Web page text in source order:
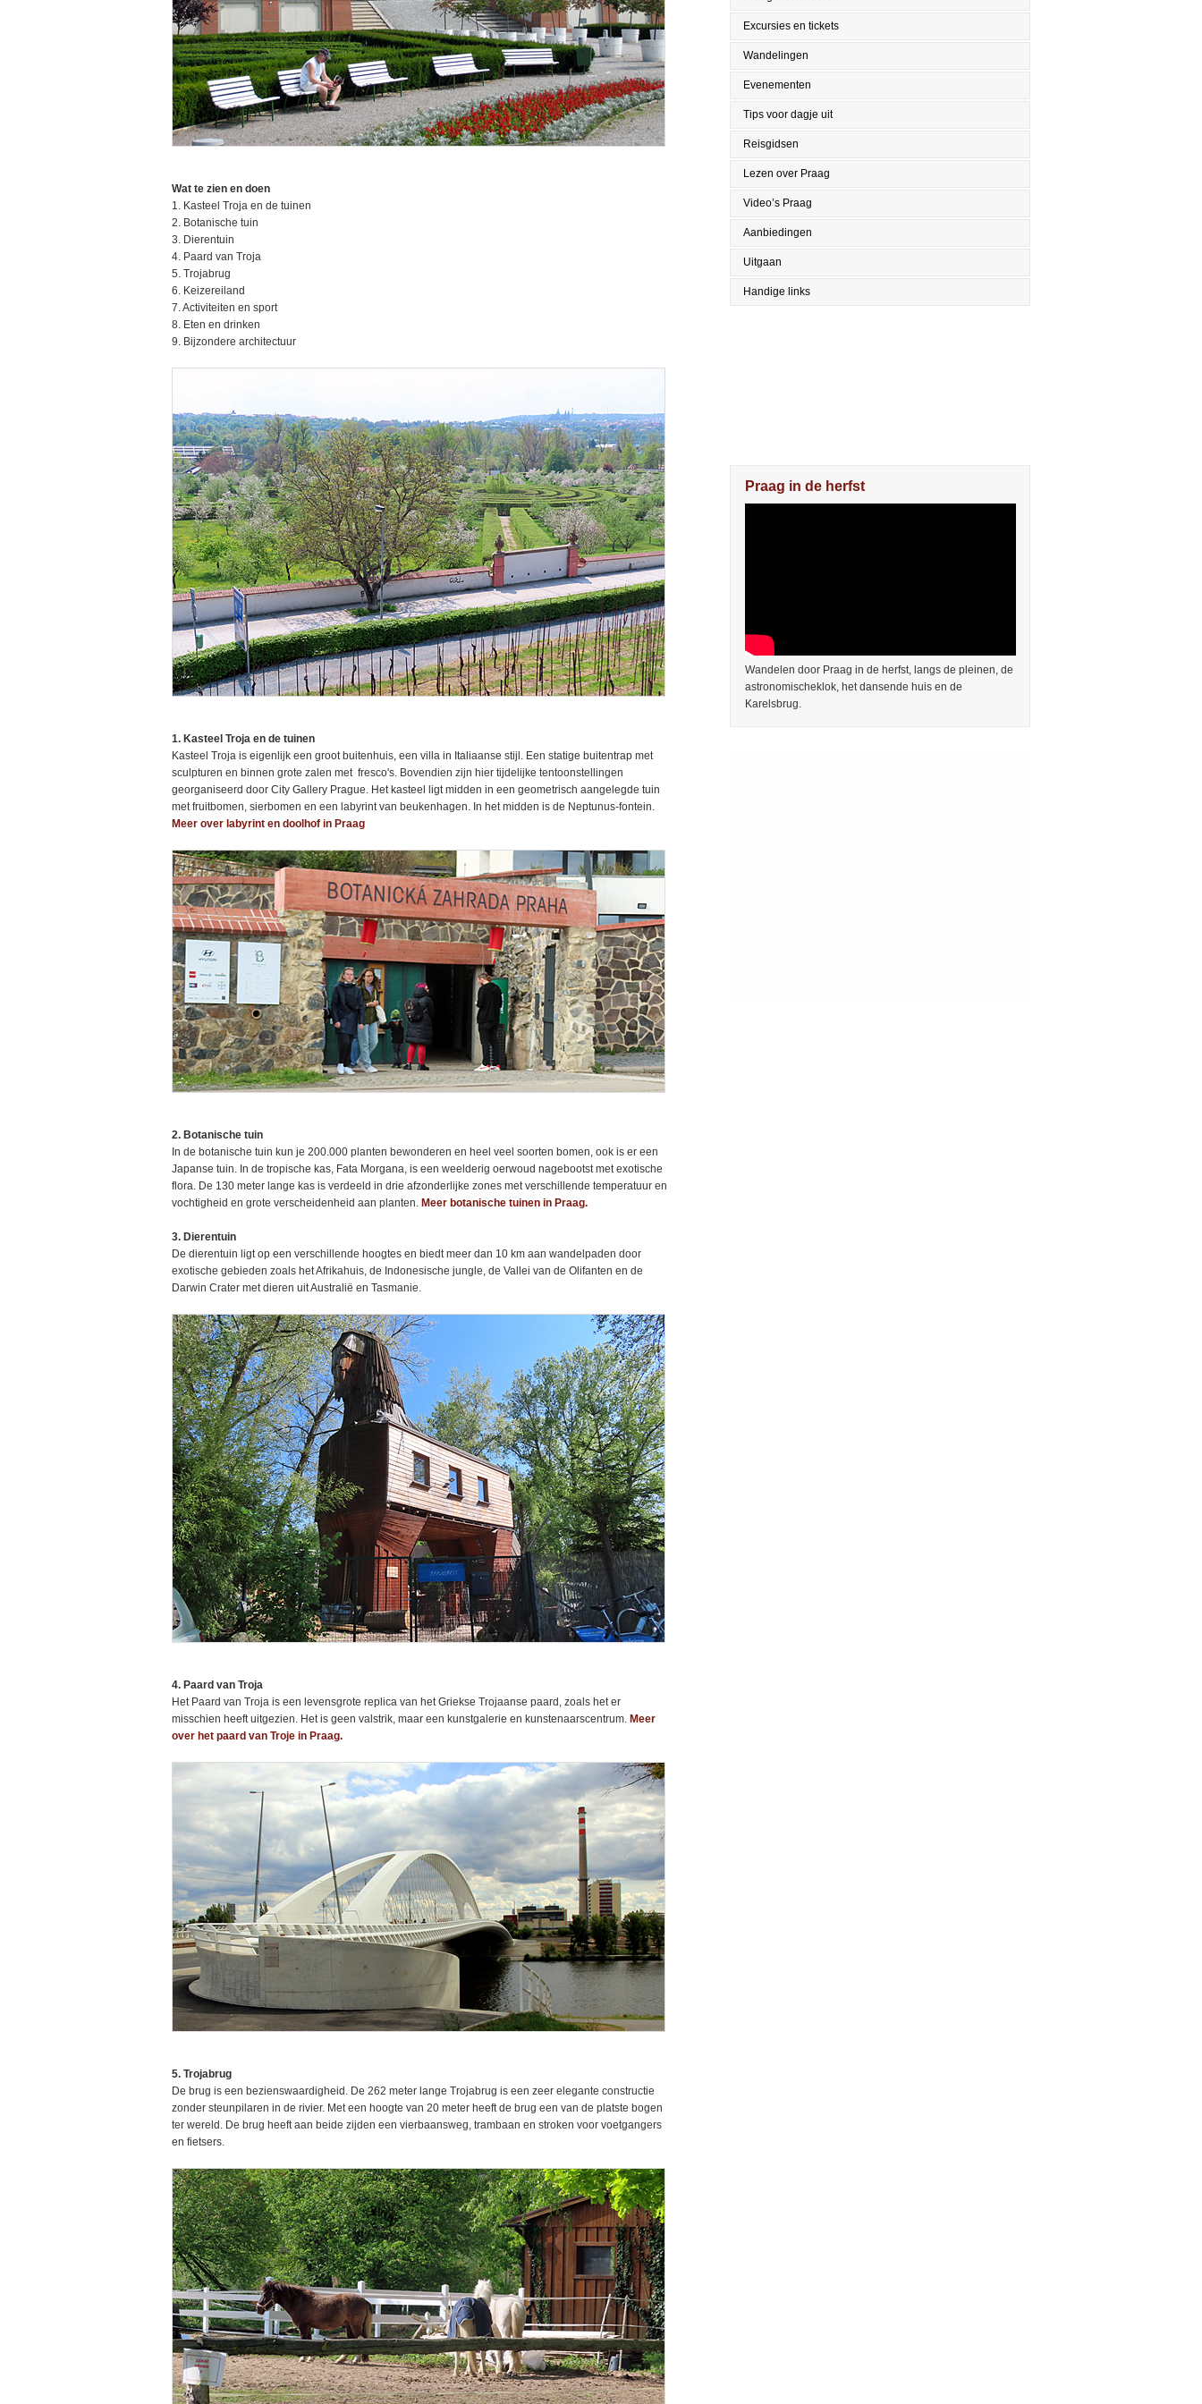
Wat te zien en doen
1. Kasteel Troja en de tuinen
2. Botanische tuin
3. Dierentuin
4. Paard van Troja
5. Trojabrug
6. Keizereiland
7. Activiteiten en sport
8. Eten en drinken
9. Bijzondere architectuur
1. Kasteel Troja en de tuinen
Kasteel Troja is eigenlijk een groot buitenhuis, een villa in Italiaanse stijl. Een statige buitentrap met
sculpturen en binnen grote zalen met fresco's. Bovendien zijn hier tijdelijke tentoonstellingen
georganiseerd door City Gallery Prague. Het kasteel ligt midden in een geometrisch aangelegde tuin
met fruitbomen, sierbomen en een labyrint van beukenhagen. In het midden is de Neptunus-fontein.
Meer over labyrint en doolhof in Praag
2. Botanische tuin
In de botanische tuin kun je 200.000 planten bewonderen en heel veel soorten bomen, ook is er een
Japanse tuin. In de tropische kas, Fata Morgana, is een weelderig oerwoud nagebootst met exotische
flora. De 130 meter lange kas is verdeeld in drie afzonderlijke zones met verschillende temperatuur en
vochtigheid en grote verscheidenheid aan planten. Meer botanische tuinen in Praag.
3. Dierentuin
De dierentuin ligt op een verschillende hoogtes en biedt meer dan 10 km aan wandelpaden door
exotische gebieden zoals het Afrikahuis, de Indonesische jungle, de Vallei van de Olifanten en de
Darwin Crater met dieren uit Australië en Tasmanie.
4. Paard van Troja
Het Paard van Troja is een levensgrote replica van het Griekse Trojaanse paard, zoals het er
misschien heeft uitgezien. Het is geen valstrik, maar een kunstgalerie en kunstenaarscentrum. Meer
over het paard van Troje in Praag.
5. Trojabrug
De brug is een bezienswaardigheid. De 262 meter lange Trojabrug is een zeer elegante constructie
zonder steunpilaren in de rivier. Met een hoogte van 20 meter heeft de brug een van de platste bogen
ter wereld. De brug heeft aan beide zijden een vierbaansweg, trambaan en stroken voor voetgangers
en fietsers.
Excursies en tickets
Wandelingen
Evenementen
Tips voor dagje uit
Reisgidsen
Lezen over Praag
Video’s Praag
Aanbiedingen
Uitgaan
Handige links
Praag in de herfst
Wandelen door Praag in de herfst, langs de pleinen, de
astronomischeklok, het dansende huis en de
Karelsbrug.